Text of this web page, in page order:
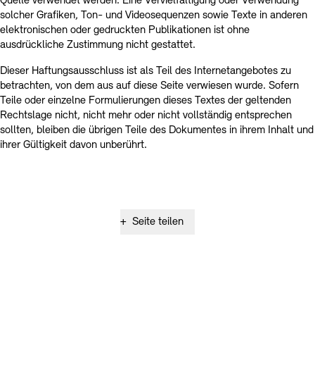
solcher Grafiken, Ton- und Videosequenzen sowie Texte in anderen
elektronischen oder gedruckten Publikationen ist ohne
ausdrückliche Zustimmung nicht gestattet.
Dieser Haftungsausschluss ist als Teil des Internetangebotes zu
betrachten, von dem aus auf diese Seite verwiesen wurde. Sofern
Teile oder einzelne Formulierungen dieses Textes der geltenden
Rechtslage nicht, nicht mehr oder nicht vollständig entsprechen
sollten, bleiben die übrigen Teile des Dokumentes in ihrem Inhalt und
ihrer Gültigkeit davon unberührt.
+ Seite teilen